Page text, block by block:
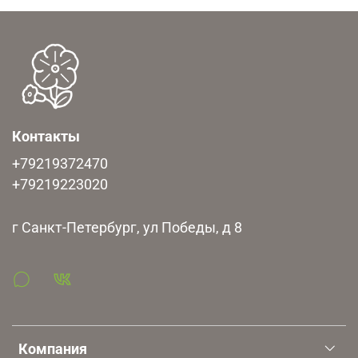
Компания
Контакты
+79219372470
+79219223020
г Санкт-Петербург, ул Победы, д 8